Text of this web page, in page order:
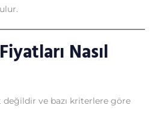
Nasıl
değildir ve bazı kriterlere göre